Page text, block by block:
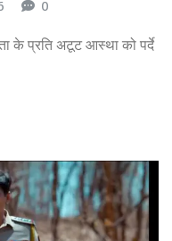
0
के प्रति अटूट आस्था को पर्दे